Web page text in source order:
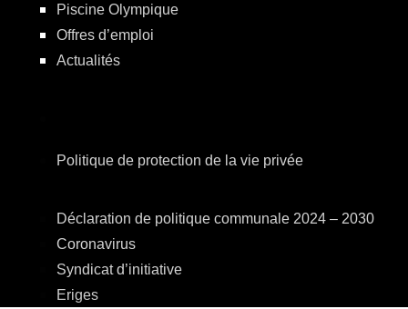
Piscine Olympique
Offres d’emploi
Actualités
Politique de protection de la vie privée
Déclaration de politique communale 2024 – 2030
Coronavirus
Syndicat d’initiative
Eriges